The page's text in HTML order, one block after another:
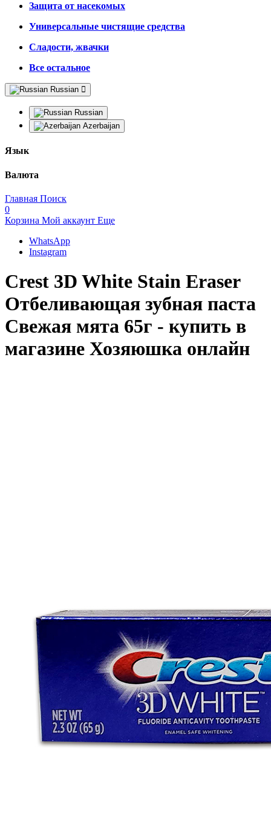
Защита от насекомых
Универсальные чистящие средства
Сладости, жвачки
Все остальное
Russian
Russian
Azerbaijan
Язык
Валюта
Главная Поиск
0
Корзина Мой аккаунт Еще
WhatsApp
Instagram
Crest 3D White Stain Eraser
Отбеливающая зубная паста
Свежая мята 65г - купить в
магазине Хозяюшка онлайн